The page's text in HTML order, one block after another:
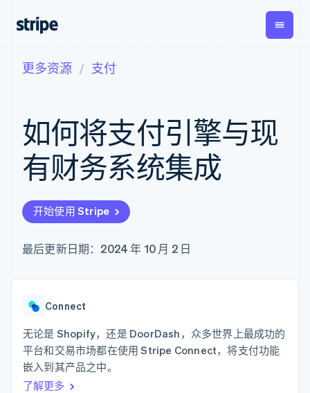
支付
在线支付
Payment links
无代码支付
Checkout
预构建支付界
Elements
灵活的 UI 组件
支持 125 种以
支付成功率优
化
Link
加速结账
经常性收入
Metronome
按用量计费
Subscriptions
订阅管理
一次性或定期
账单
销售税和增值
Data Pipeline
数据同步
Global
Payouts
向第三
方打款
按企业阶段
按应用场景
加密货币
电子商务
财务自动化
全球化企业
交易市场
文档
库与 SDK
Stripe Apps
接受线上付款
构建平台或交易市场
管理订阅
发行稳定币支持的支付卡
资源
学习
指南
支持
获取支持
托管支持方案
Sessions 年度大会
招聘
资讯中心
Stripe Press
更多资源 支付
如何将支付引擎与现
有财务系统集成
开始使用 Stripe
最后更新日期：2024 年 10 月 2 日
Connect
无论是 Shopify，还是 DoorDash，众多世界上最成功的
平台和交易市场都在使用 Stripe Connect，将支付功能
嵌入到其产品之中。
了解更多